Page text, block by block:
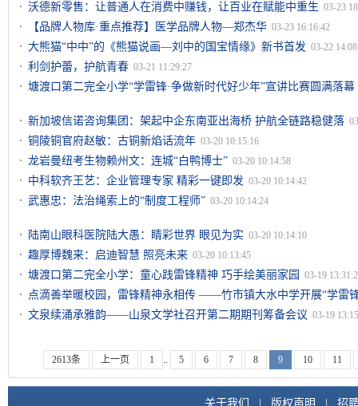
沃德新零售：让普通人在消费中赚钱，让百业在赋能中重生 03-23
【品牌人物库·重点推荐】医学品牌人物—郑杰华 03-23 16:16:42
大熊猫“中中”的《熊猫说画—刘中的国宝情缘》新书首发 03-22
利剑护蕾，护航青春 03-21 11:29:27
塘渡口第二完全小学“学雷锋·争做新时代好少年”宣讲比赛圆满落幕
新加坡信诺咨询集团：架起中企东南亚出海桥 护航全链路稳健落
铜陵铜官府赵敏：古铜新焰话流年 03-20 10:15:16
龙岩曼纽考生物赖州文：连城“白鸭博士” 03-20 10:14:58
中科软齐王艺：企业管理专家 精彩一键即发 03-20 10:14:42
武惠忠：法治绳索上的“制度工程师” 03-20 10:14:24
陆南山眼科医院陆大愚：睛彩世界 眼见为实 03-20 10:14:10
趣厚博魏来：启迪智慧 照亮未来 03-20 10:13:45
塘渡口第二完全小学：童心践雷锋精神 巧手绘美丽家园 03-19
点滴善举暖校园，雷锋精神永相传 ——竹市镇大水中学开展“学雷
13:25:46
文泉续涌承雅韵——山泉文学社召开第二期期刊筹备会议 03-19
2613条 上一页 1 .. 5 6 7 8 9 10 11
关于我们 版权声明 招